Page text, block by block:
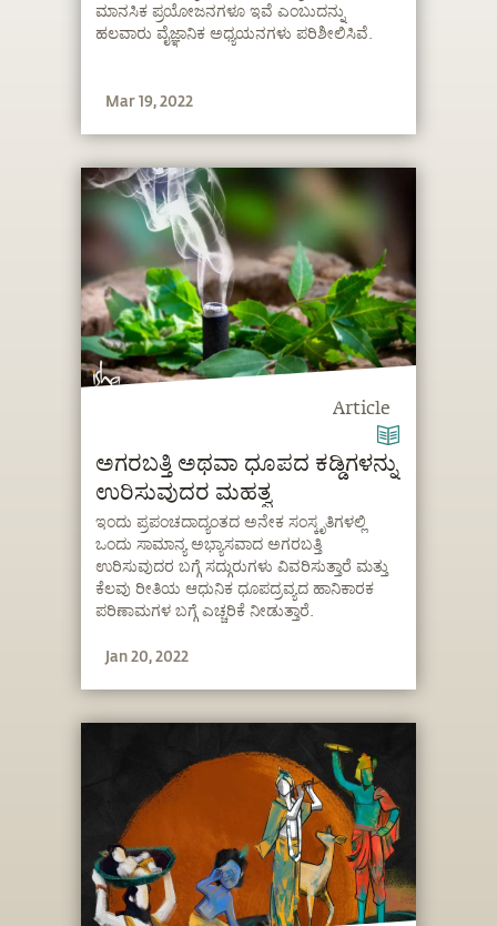
ಮಾನಸಿಕ ಪ್ರಯೋಜನಗಳೂ ಇವೆ ಎಂಬುದನ್ನು
ಹಲವಾರು ವೈಜ್ಞಾನಿಕ ಅಧ್ಯಯನಗಳು ಪರಿಶೀಲಿಸಿವೆ.
Mar 19, 2022
Article
ಅಗರಬತ್ತಿ ಅಥವಾ ಧೂಪದ ಕಡ್ಡಿಗಳನ್ನು
ಉರಿಸುವುದರ ಮಹತ್ವ
ಇಂದು ಪ್ರಪಂಚದಾದ್ಯಂತದ ಅನೇಕ ಸಂಸ್ಕೃತಿಗಳಲ್ಲಿ
ಒಂದು ಸಾಮಾನ್ಯ ಅಭ್ಯಾಸವಾದ ಅಗರಬತ್ತಿ
ಉರಿಸುವುದರ ಬಗ್ಗೆ ಸದ್ಗುರುಗಳು ವಿವರಿಸುತ್ತಾರೆ ಮತ್ತು
ಕೆಲವು ರೀತಿಯ ಆಧುನಿಕ ಧೂಪದ್ರವ್ಯದ ಹಾನಿಕಾರಕ
ಪರಿಣಾಮಗಳ ಬಗ್ಗೆ ಎಚ್ಚರಿಕೆ ನೀಡುತ್ತಾರೆ.
Jan 20, 2022